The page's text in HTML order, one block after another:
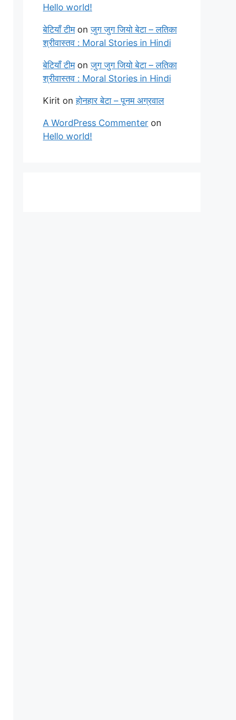
Hello world!
बेटियाँ टीमonजुग जुग जियो बेटा – लतिका
श्रीवास्तव : Moral Stories in Hindi
बेटियाँ टीमonजुग जुग जियो बेटा – लतिका
श्रीवास्तव : Moral Stories in Hindi
Kirit onहोनहार बेटा – पूनम अग्रवाल
A WordPress Commenter on
Hello world!